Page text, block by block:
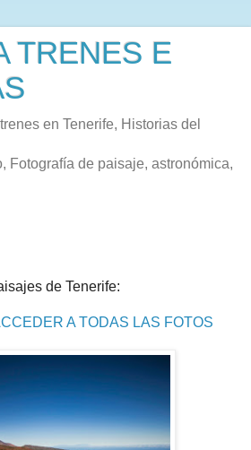
TRENES E
en Tenerife, Historias del
Fotografía de paisaje, astronómica,
de Tenerife:
A TODAS LAS FOTOS